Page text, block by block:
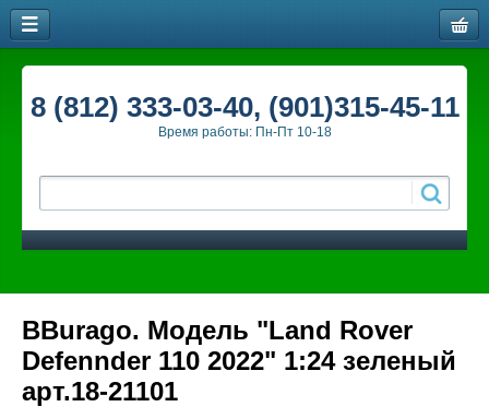
8 (812) 333-03-40, (901)315-45-11
Время работы: Пн-Пт 10-18
BBurago. Модель "Land Rover
Defennder 110 2022" 1:24 зеленый
арт.18-21101